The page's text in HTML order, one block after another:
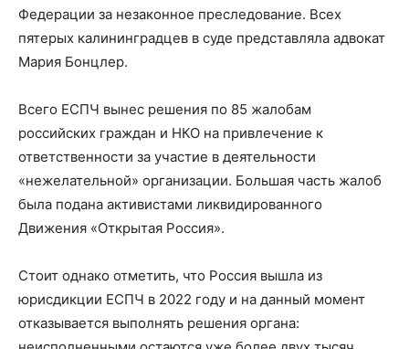
Федерации за незаконное преследование. Всех
пятерых калининградцев в суде представляла адвокат
Мария Бонцлер.
Всего ЕСПЧ вынес решения по 85 жалобам
российских граждан и НКО на привлечение к
ответственности за участие в деятельности
«нежелательной» организации. Бо‌льшая часть жалоб
была подана активистами ликвидированного
Движения «Открытая Россия».
Стоит однако отметить, что Россия вышла из
юрисдикции ЕСПЧ в 2022 году и на данный момент
отказывается выполнять решения органа: